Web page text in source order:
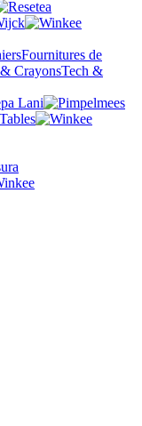
Fournitures de
CrayonsTech &